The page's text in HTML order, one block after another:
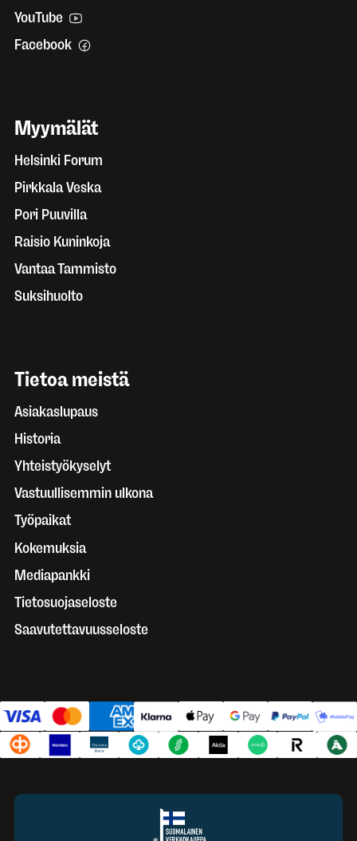
YouTube
Facebook
Myymälät
Helsinki Forum
Pirkkala Veska
Pori Puuvilla
Raisio Kuninkoja
Vantaa Tammisto
Suksihuolto
Tietoa meistä
Asiakaslupaus
Historia
Yhteistyökyselyt
Vastuullisemmin ulkona
Työpaikat
Kokemuksia
Mediapankki
Tietosuojaseloste
Saavutettavuusseloste